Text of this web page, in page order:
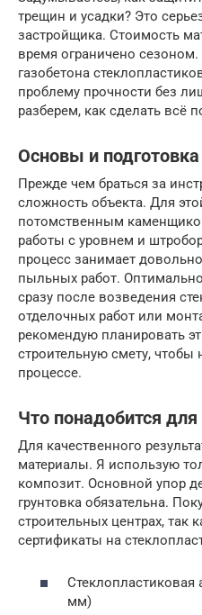
трещин и усадки? Это
застройщика. Стоимость
время ограничено
газобетона
проблему прочности без
разберем, как сделать всё
Основы и подготовка
Прежде чем браться за
сложность объекта. Для
потомственным
работы с уровнем и
процесс занимает
пыльных работ.
сразу после возведения
отделочных работ или
рекомендую планировать
строительную смету, чтобы
процессе.
Что понадобится
Для качественного
материалы. Я использую
композит. Основной упор
грунтовка обязательна.
строительных центрах, так
сертификаты на
Стеклопластиковая
мм)